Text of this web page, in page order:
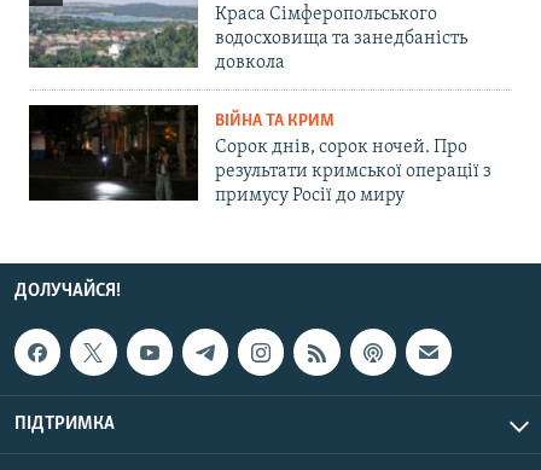
Краса Сімферопольського
водосховища та занедбаність
довкола
ВІЙНА ТА КРИМ
Сорок днів, сорок ночей. Про
результати кримської операції з
примусу Росії до миру
ДОЛУЧАЙСЯ!
ПІДТРИМКА